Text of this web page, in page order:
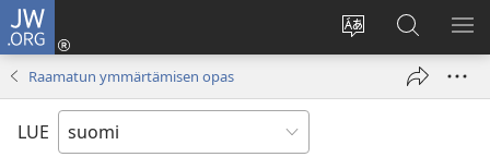
JW.ORG
Vaihda
sivuston
Kirjaudu
(avaa
Hae
JW.ORG-
sivustolta
Raamatun ymmärtämisen opas
LUE